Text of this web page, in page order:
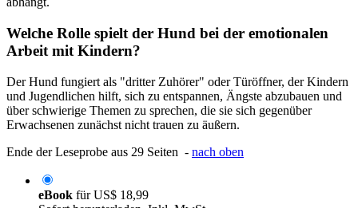
Welche Rolle spielt der Hund bei der emotionalen
Arbeit mit Kindern?
Der Hund fungiert als "dritter Zuhörer" oder Türöffner, der Kindern
und Jugendlichen hilft, sich zu entspannen, Ängste abzubauen und
über schwierige Themen zu sprechen, die sie sich gegenüber
Erwachsenen zunächst nicht trauen zu äußern.
Ende der Leseprobe aus 29 Seiten - nach oben
eBook fürUS$ 18,99